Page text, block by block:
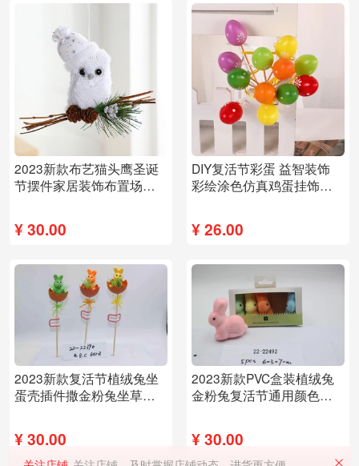
2023新款布艺猫头鹰圣诞
节摆件家居装饰布置场景
¥30.00
DIY复活节彩蛋 益智装饰
彩绘涂色仿真鸡蛋挂饰挂
¥26.00
2023新款复活节植绒兔坐
蛋壳插件撒金粉兔坐草窝
¥30.00
2023新款PVC盒装植绒兔
金粉兔复活节通用颜色多
¥30.00